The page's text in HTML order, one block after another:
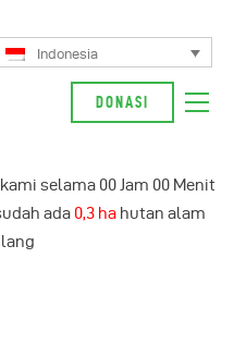
Indonesia
DONASI
selama 00Jam 00 Menit
ada 0,4 ha hutan alam